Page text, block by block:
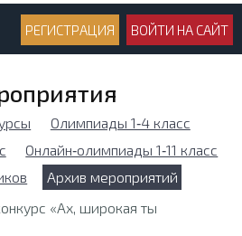
РЕГИСТРАЦИЯ ВОЙТИ НА САЙТ
Олимпиады 1‑4 класс
Онлайн‑олимпиады 1‑11 класс
Архив мероприятий